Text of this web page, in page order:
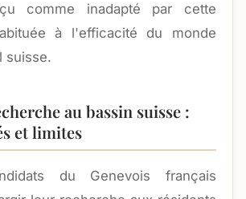
comme inadapté par cette
à l'efficacité du monde
suisse.
au bassin suisse :
et limites
du Genevois français